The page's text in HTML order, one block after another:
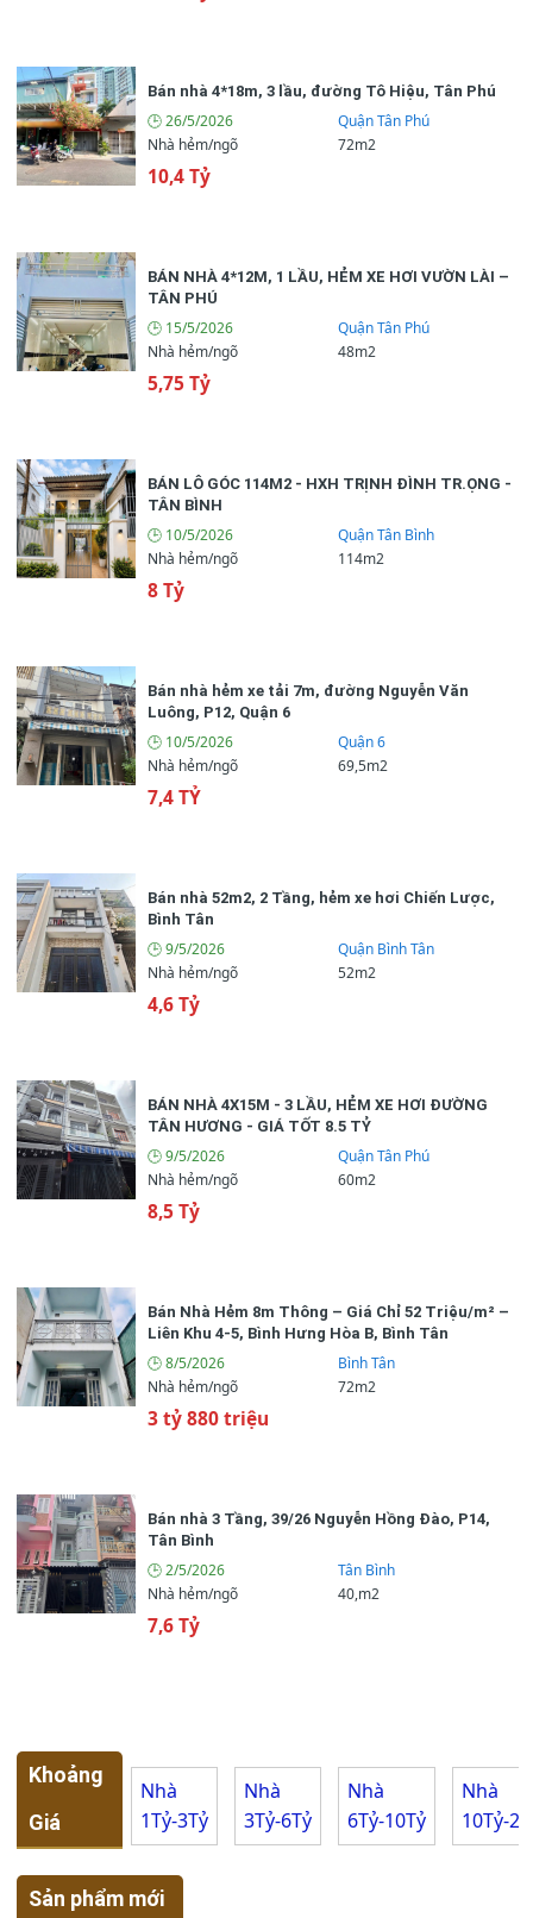
🏡 Đặc điểm bất động sản
🏢 Số tầng 3 (tầng)
📌 Số phòng vệ sinh
📌 Chiều ngang 3,5m
📌 Chiều dài 10m
📞 Liên hệ
Bán nhà 4*18m, 3 lầu, đường Tô Hiệu, Tân Phú
🕒 26/5/2026
Quận Tân Phú
Nhà hẻm/ngõ
72m2
10,4 Tỷ
BÁN NHÀ 4*12M, 1 LẦU, HẺM XE HƠI VƯỜN LÀI –
TÂN PHÚ
🕒 15/5/2026
Quận Tân Phú
Nhà hẻm/ngõ
48m2
5,75 Tỷ
BÁN LÔ GÓC 114M2 - HXH TRỊNH ĐÌNH TR.ỌNG -
TÂN BÌNH
🕒 10/5/2026
Quận Tân Bình
Nhà hẻm/ngõ
114m2
8 Tỷ
Bán nhà hẻm xe tải 7m, đường Nguyễn Văn
Luông, P12, Quận 6
🕒 10/5/2026
Quận 6
Nhà hẻm/ngõ
69,5m2
7,4 TỶ
Bán nhà 52m2, 2 Tầng, hẻm xe hơi Chiến Lược,
Bình Tân
🕒 9/5/2026
Quận Bình Tân
Nhà hẻm/ngõ
52m2
4,6 Tỷ
BÁN NHÀ 4X15M - 3 LẦU, HẺM XE HƠI ĐƯỜNG
TÂN HƯƠNG - GIÁ TỐT 8.5 TỶ
🕒 9/5/2026
Quận Tân Phú
Nhà hẻm/ngõ
60m2
8,5 Tỷ
Bán Nhà Hẻm 8m Thông – Giá Chỉ 52 Triệu/m² –
Liên Khu 4-5, Bình Hưng Hòa B, Bình Tân
🕒 8/5/2026
Bình Tân
Nhà hẻm/ngõ
72m2
3 tỷ 880 triệu
Bán nhà 3 Tầng, 39/26 Nguyễn Hồng Đào, P14,
Tân Bình
🕒 2/5/2026
Tân Bình
Nhà hẻm/ngõ
40,m2
7,6 Tỷ
Khoảng
Giá
Nhà
1Tỷ-3Tỷ
Nhà
3Tỷ-6Tỷ
Nhà
6Tỷ-10Tỷ
Nhà
10Tỷ-
Sản phẩm mới